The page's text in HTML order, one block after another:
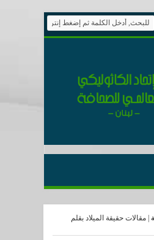
|مقالات حقيقة الميلاد بقلم